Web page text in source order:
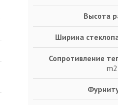
Высота
Ширина
Сопротивление